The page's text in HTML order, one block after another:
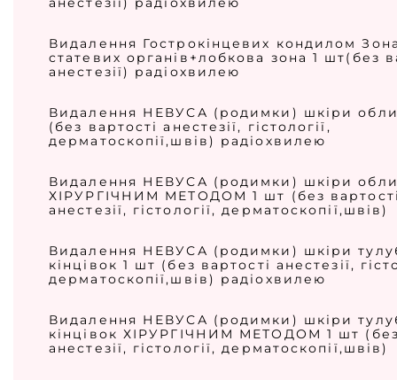
Видалення Гострокінцевих кондилом
статевих органів+лобкова зона 1 шт(без
анестезії) радіохвилею
Видалення НЕВУСА (родимки) шкіри
(без вартості анестезії, гістології,
дерматоскопії,швів) радіохвилею
Видалення НЕВУСА (родимки) шкіри
ХІРУРГІЧНИМ МЕТОДОМ 1 шт (без
анестезії, гістології, дерматоскопії,швів)
Видалення НЕВУСА (родимки) шкіри
кінцівок 1 шт (без вартості анестезії,
дерматоскопії,швів) радіохвилею
Видалення НЕВУСА (родимки) шкіри
кінцівок ХІРУРГІЧНИМ МЕТОДОМ 1 шт (без
анестезії, гістології, дерматоскопії,швів)